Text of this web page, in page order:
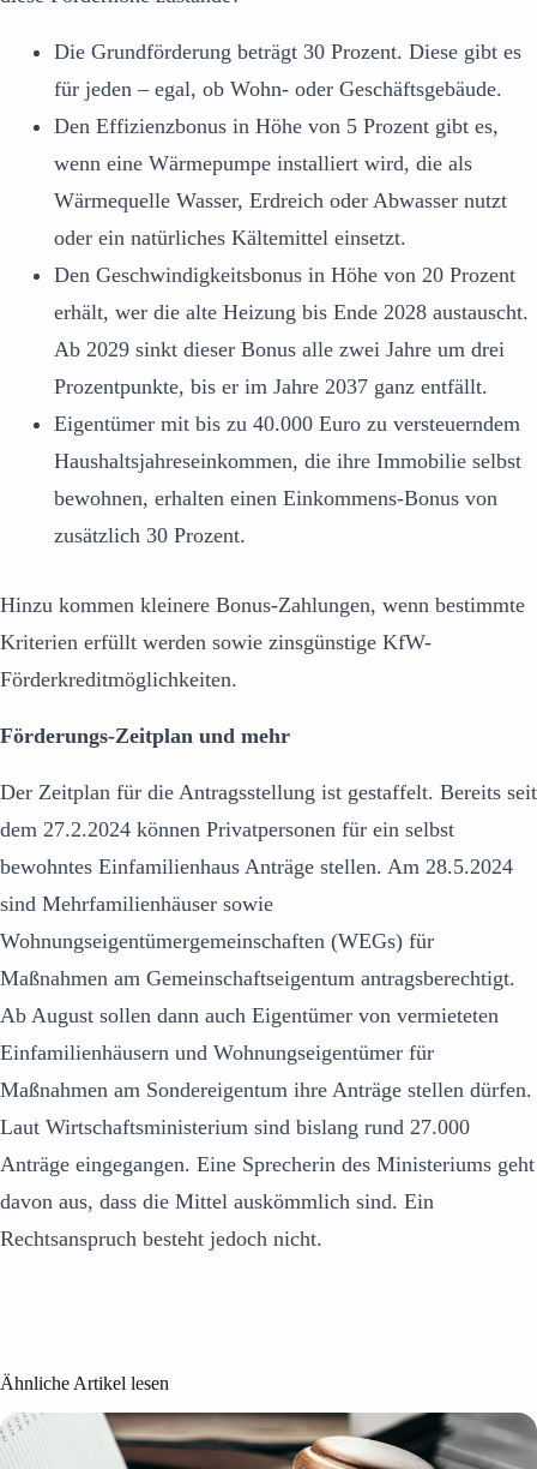
Die Grundförderung beträgt 30 Prozent. Diese gibt es
für jeden – egal, ob Wohn- oder Geschäftsgebäude.
Den Effizienzbonus in Höhe von 5 Prozent gibt es,
wenn eine Wärmepumpe installiert wird, die als
Wärmequelle Wasser, Erdreich oder Abwasser nutzt
oder ein natürliches Kältemittel einsetzt.
Den Geschwindigkeitsbonus in Höhe von 20 Prozent
erhält, wer die alte Heizung bis Ende 2028 austauscht.
Ab 2029 sinkt dieser Bonus alle zwei Jahre um drei
Prozentpunkte, bis er im Jahre 2037 ganz entfällt.
Eigentümer mit bis zu 40.000 Euro zu versteuerndem
Haushaltsjahreseinkommen, die ihre Immobilie selbst
bewohnen, erhalten einen Einkommens-Bonus von
zusätzlich 30 Prozent.
Hinzu kommen kleinere Bonus-Zahlungen, wenn bestimmte
Kriterien erfüllt werden sowie zinsgünstige KfW-
Förderkreditmöglichkeiten.
Förderungs-Zeitplan und mehr
Der Zeitplan für die Antragsstellung ist gestaffelt. Bereits seit
dem 27.2.2024 können Privatpersonen für ein selbst
bewohntes Einfamilienhaus Anträge stellen. Am 28.5.2024
sind Mehrfamilienhäuser sowie
Wohnungseigentümergemeinschaften (WEGs) für
Maßnahmen am Gemeinschaftseigentum antragsberechtigt.
Ab August sollen dann auch Eigentümer von vermieteten
Einfamilienhäusern und Wohnungseigentümer für
Maßnahmen am Sondereigentum ihre Anträge stellen dürfen.
Laut Wirtschaftsministerium sind bislang rund 27.000
Anträge eingegangen. Eine Sprecherin des Ministeriums geht
davon aus, dass die Mittel auskömmlich sind. Ein
Rechtsanspruch besteht jedoch nicht.
Ähnliche Artikel lesen